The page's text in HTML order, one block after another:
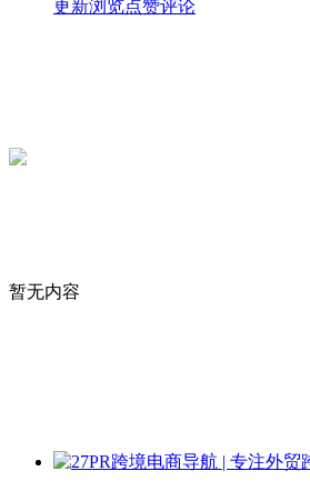
更新浏览点赞评论
暂无内容